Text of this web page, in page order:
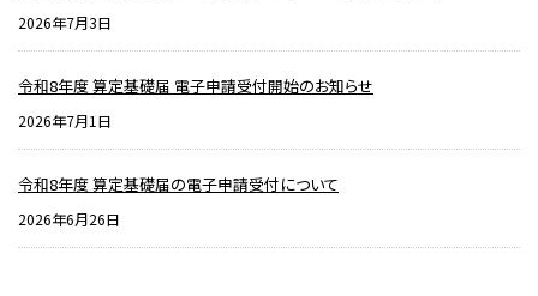
2026年7月3日
令和8年度 算定基礎届 電子申請受付開始のお知らせ
2026年7月1日
令和8年度 算定基礎届の電子申請受付について
2026年6月26日